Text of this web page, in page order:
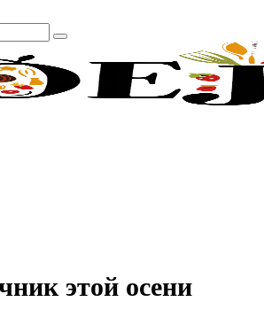
этой осени